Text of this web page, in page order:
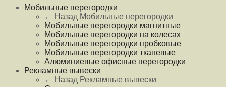
Мобильные перегородки
← Назад Мобильные перегородки
Мобильные перегородки магнитные
Мобильные перегородки на колесах
Мобильные перегородки пробковые
Мобильные перегородки тканевые
Алюминиевые офисные перегородки
Рекламные вывески
← Назад Рекламные вывески